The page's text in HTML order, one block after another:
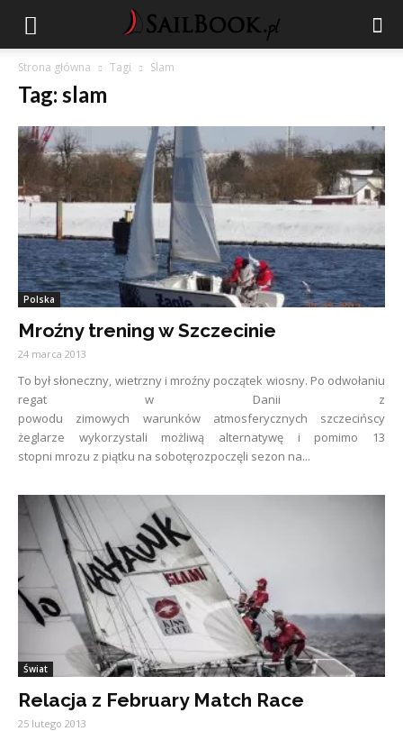
Strona główna Tagi Slam
Tag: slam
Polska
Mroźny trening w Szczecinie
24 marca 2013
To był słoneczny, wietrzny i mroźny początek wiosny. Po odwołaniu
regat w Danii z
powodu zimowych warunków atmosferycznych szczecińscy
żeglarze wykorzystali możliwą alternatywę i pomimo 13
stopni mrozu z piątku na sobotęrozpoczęli sezon na...
Świat
Relacja z February Match Race
25 lutego 2013